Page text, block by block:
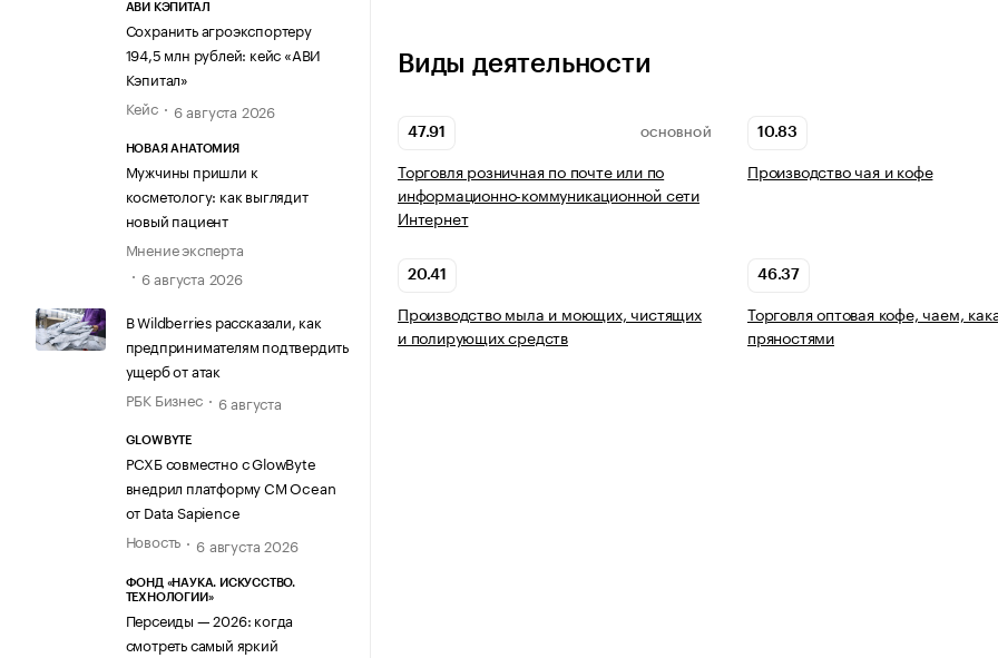
АВИ КЭПИТАЛ
Сохранить агроэкспортеру
194,5 млн рублей: кейс «АВИ
Кэпитал»
Кейс
6 августа 2026
НОВАЯ АНАТОМИЯ
Мужчины пришли к
косметологу: как выглядит
новый пациент
Мнение эксперта
6 августа 2026
В Wildberries рассказали, как
предпринимателям подтвердить
ущерб от атак
РБК Бизнес
6 августа
GLOWBYTE
РСХБ совместно с GlowByte
внедрил платформу CM Ocean
от Data Sapience
Новость
6 августа 2026
ФОНД «НАУКА. ИСКУССТВО.
ТЕХНОЛОГИИ»
Персеиды — 2026: когда
смотреть самый яркий
Виды деятельности
47.91 ОСНОВНОЙ
Торговля розничная по почте или по
информационно-коммуникационной сети
Интернет
10.83
Производство чая и кофе
20.41
Производство мыла и моющих, чистящих
и полирующих средств
46.37
Торговля оптовая кофе, чаем,
пряностями